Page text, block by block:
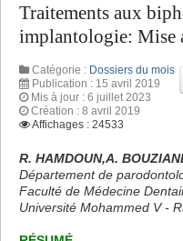
Traitements aux
implantologie: Mise
Catégorie : Dossiers du mois
Publication : 15 avril 2019
Mis à jour : 6 juillet 2023
Création : 8 avril 2019
Affichages : 24533
R. HAMDOUN,A.
Département de
Faculté de Médecine
Université Mohammed V -